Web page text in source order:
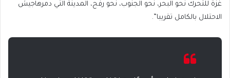
غزة للتحرك نحو البحر، نحو الجنوب، نحو رفح، المدينة التي دمرهاجيش
الاحتلال بالكامل تقريبا”.